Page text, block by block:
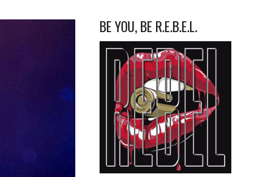
BE YOU, BE R.E.B.E.L.